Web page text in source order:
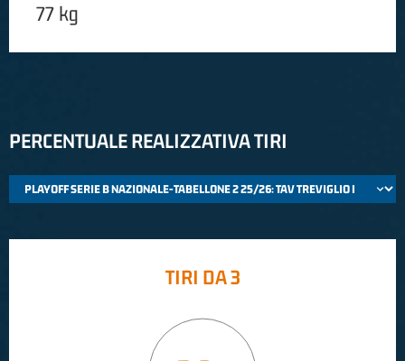
77 kg
PERCENTUALE REALIZZATIVA TIRI
TIRI DA 3